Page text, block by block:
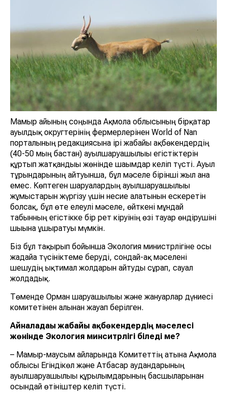
Мамыр айының соңында Ақмола облысының бірқатар
ауылдық округтерінің фермерлерінен World of Nan
порталының редакциясына ірі жабайы ақбөкендердің
(40-50 мың бастан) ауылшаруашылығы егістіктерін
құртып жатқандығы жөнінде шағымдар келіп түсті. Ауыл
тұрғындарының айтуынша, бұл мәселе бірінші жыл ғана
емес. Көптеген шаруалардың ауылшаруашылығы
жұмыстарын жүргізу үшін несие алатынын ескеретін
болсақ, бұл өте елеулі мәселе, өйткені мұндай
табынның егістікке бір рет кіруінің өзі тауар өндірушіні
шығынға ұшыратуы мүмкін.
Біз бұл тақырып бойынша Экология министрлігіне осы
жағдайға түсініктеме беруді, сондай-ақ мәселені
шешудің ықтимал жолдарын айтуды сұрап, сауал
жолдадық.
Төменде Орман шаруашылығы және жануарлар дүниесі
комитетінен алынған жауап берілген.
Айналадағы жабайы ақбөкендердің мәселесі
жөнінде Экология минситрлігі біледі ме?
– Мамыр-маусым айларында Комитеттің атына Ақмола
облысы Егіндікөл және Атбасар аудандарының
ауылшаруашылығы құрылымдарының басшыларынан
осындай өтініштер келіп түсті.